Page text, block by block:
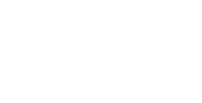
der UN-Nachhaltigkeitsziele